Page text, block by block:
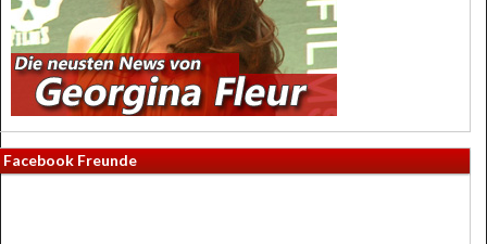
Facebook Freunde